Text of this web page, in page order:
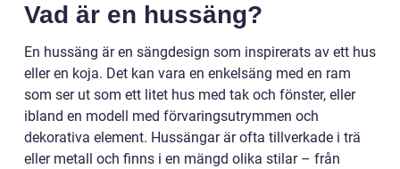
Vad är en hussäng?
En hussäng är en sängdesign som inspirerats av ett hus
eller en koja. Det kan vara en enkelsäng med en ram
som ser ut som ett litet hus med tak och fönster, eller
ibland en modell med förvaringsutrymmen och
dekorativa element. Hussängar är ofta tillverkade i trä
eller metall och finns i en mängd olika stilar – från